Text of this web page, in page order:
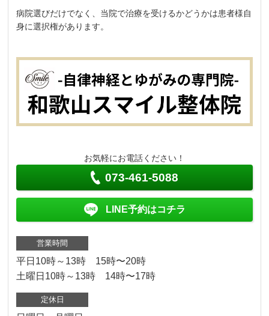
病院選びだけでなく、当院で治療を受けるかどうかは患者様自
身に選択権があります。
お気軽にお電話ください！
073-461-5088
LINE予約はコチラ
営業時間
平日10時～13時 15時〜20時
土曜日10時～13時 14時〜17時
定休日